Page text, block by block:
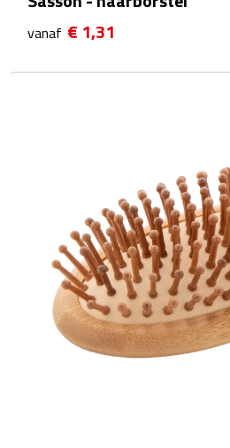
Notitieboeken en Schriften
Memo's
Memoboekjes
vanaf € 1,31